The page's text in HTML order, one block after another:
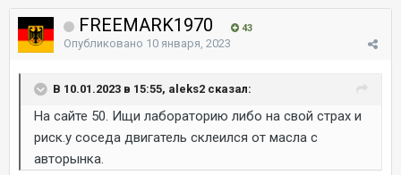
FREEMARK1970 43
Опубликовано 10 января, 2023
В 10.01.2023 в 15:55, aleks2 сказал:
На сайте 50. Ищи лабораторию либо на свой страх и
риск.у соседа двигатель склеился от масла с
авторынка.